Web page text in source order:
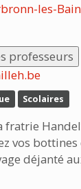
les-
professeurs
Scolaires
fratrie
vos
déjanté